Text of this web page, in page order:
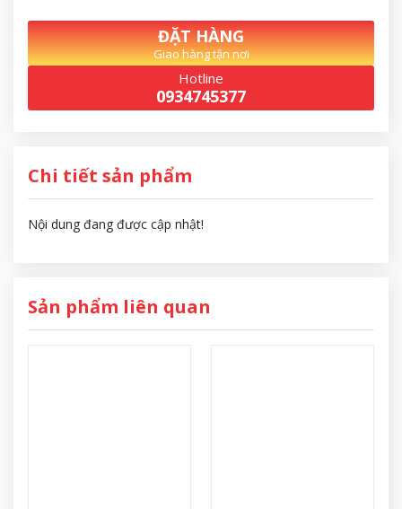
ĐẶT HÀNG
Giao hàng tận nơi
Hotline
0934745377
Chi tiết sản phẩm
Nội dung đang được cập nhật!
Sản phẩm liên quan